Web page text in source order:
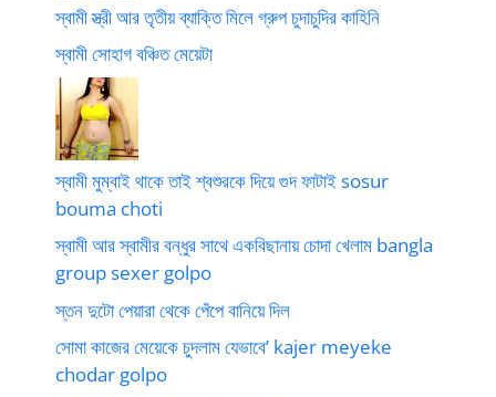
স্বামী স্ত্রী আর তৃতীয় ব্যাক্তি মিলে গ্রুপ চুদাচুদির কাহিনি
স্বামী সোহাগ বঞ্চিত মেয়েটা
স্বামী মুম্বাই থাকে তাই শ্বশুরকে দিয়ে গুদ ফাটাই sosur
bouma choti
স্বামী আর স্বামীর বন্ধুর সাথে একবিছানায় চোদা খেলাম bangla
group sexer golpo
স্তন দুটো পেয়ারা থেকে পেঁপে বানিয়ে দিল
সোমা কাজের মেয়েকে চুদলাম যেভাবে’ kajer meyeke
chodar golpo